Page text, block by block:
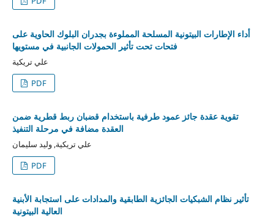
أداء الإطارات البيتونية المسلحة المملوءة بجدران البلوك الحاوية على
فتحات تحت تأثير الحمولات الجانبية في مستويها
علي تريكية
PDF
تقوية عقدة جائز عمود طرفية باستخدام قضبان ربط قطرية ضمن
العقدة مضافة في مرحلة التنفيذ
علي تريكية, وليد سليمان
PDF
تأثير نظام الشبكيات الجائزية الطابقية والمدادات على استجابة الأبنية
العالية البيتونية